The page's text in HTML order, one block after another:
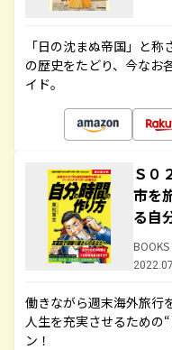
「日の沈まぬ帝国」と
の歴史をたどり、今なお
イド。
Ｓ０
市を
る自
働きながら週末海外旅行
人生を充実させるための
ン！